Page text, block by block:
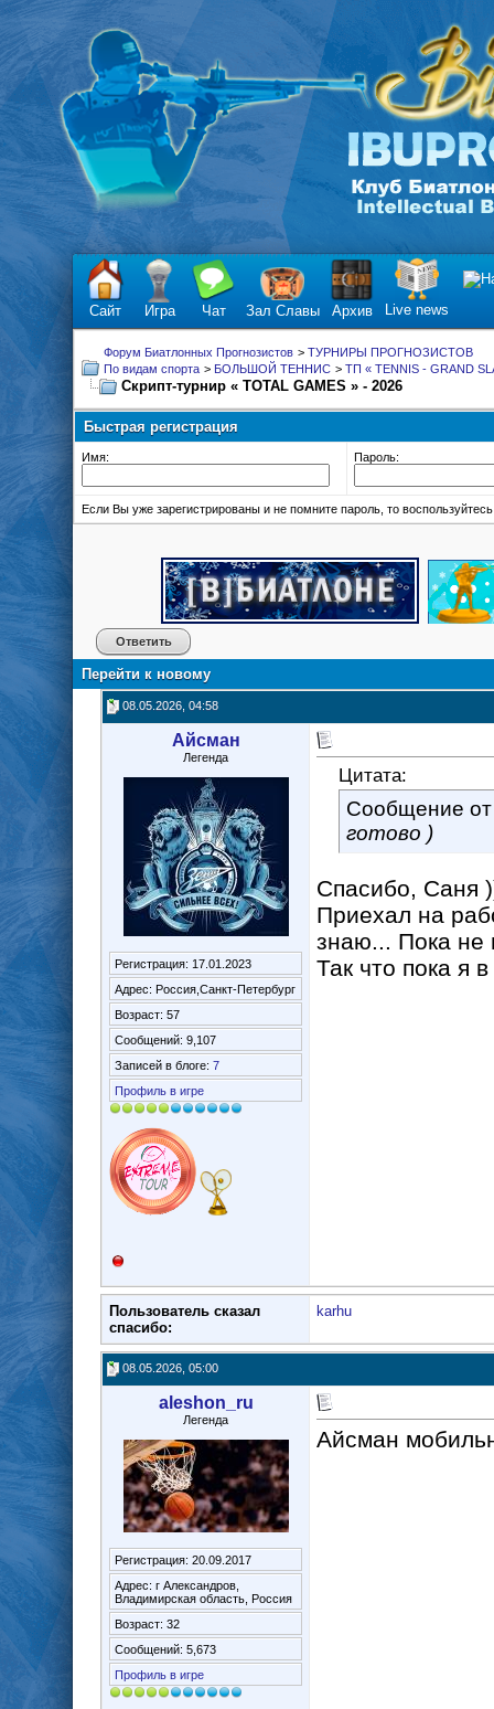
Сайт Игра Чат Зал Славы Архив Live news
Форум Биатлонных Прогнозистов > ТУРНИРЫ ПРОГНОЗИСТОВ
По видам спорта > БОЛЬШОЙ ТЕННИС > ТП « TENNIS - GRAND
Скрипт-турнир « TOTAL GAMES » - 2026
Быстрая регистрация
Имя: Пароль:
Если Вы уже зарегистрированы и не помните пароль, то
Ответить
Перейти к новому
08.05.2026, 04:58
Айсман
Легенда
Регистрация: 17.01.2023
Адрес: Россия,Санкт-Петербург
Возраст: 57
Сообщений: 9,107
Записей в блоге: 7
Профиль в игре
Цитата:
Сообщение
готово )
Спасибо, Саня
Приехал на
знаю... Пока не
Так что пока я
Пользователь сказал
cпасибо:
karhu
08.05.2026, 05:00
aleshon_ru
Легенда
Регистрация: 20.09.2017
Адрес: г Александров,
Владимирская область, Россия
Возраст: 32
Сообщений: 5,673
Профиль в игре
Айсман